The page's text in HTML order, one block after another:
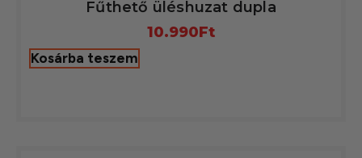
Fűthető üléshuzat dupla
10.990Ft
Kosárba teszem